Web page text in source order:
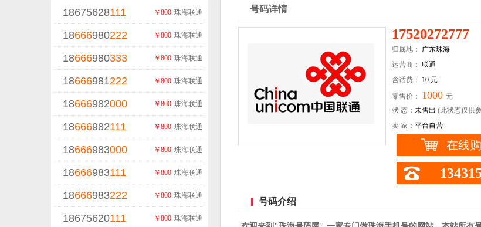
18675628111 珠海联通
￥800
18666980222 珠海联通
￥800
18666980333 珠海联通
￥800
18666981222 珠海联通
￥800
18666982000 珠海联通
￥800
18666982111 珠海联通
￥800
18666983000 珠海联通
￥800
18666983111 珠海联通
￥800
18666983222 珠海联通
￥800
18675620111 珠海联通
￥800
号码详情
17520272777
归属地： 广东珠海
运营商： 联通
含话费： 10 元
零售价： 1000 元
状 态： 未售出 (此状态仅供
卖 家： 平台自营
在线
号码介绍